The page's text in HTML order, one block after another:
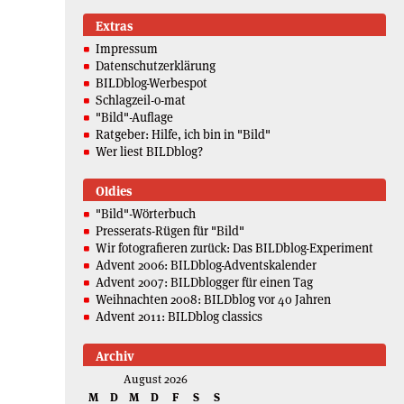
Extras
Impressum
Datenschutzerklärung
BILDblog-Werbespot
Schlagzeil-o-mat
"Bild"-Auflage
Ratgeber: Hilfe, ich bin in "Bild"
Wer liest BILDblog?
Oldies
"Bild"-Wörterbuch
Presserats-Rügen für "Bild"
Wir fotografieren zurück: Das BILDblog-Experiment
Advent 2006: BILDblog-Adventskalender
Advent 2007: BILDblogger für einen Tag
Weihnachten 2008: BILDblog vor 40 Jahren
Advent 2011: BILDblog classics
Archiv
August 2026
M
D M D F S S